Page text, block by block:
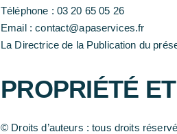
Téléphone : 03 20 65 05 26
Email : contact@apaservices.fr
La Directrice de la Publication du
PROPRIÉTÉ
© Droits d’auteurs : tous droits